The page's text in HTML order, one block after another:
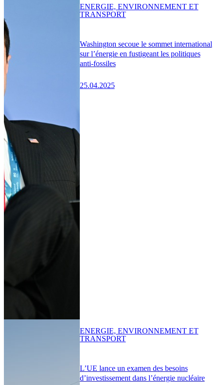
Washington secoue le sommet international
sur l’énergie en fustigeant les politiques
anti-fossiles
25.04.2025
ENERGIE, ENVIRONNEMENT ET
TRANSPORT
L’UE lance un examen des besoins
d’investissement dans l’énergie nucléaire
ENERGIE, ENVIRONNEMENT ET
TRANSPORT